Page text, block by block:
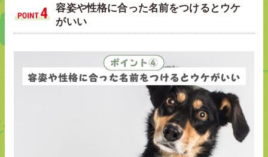
容姿や性格に合った名前をつけるとウケ
がいい